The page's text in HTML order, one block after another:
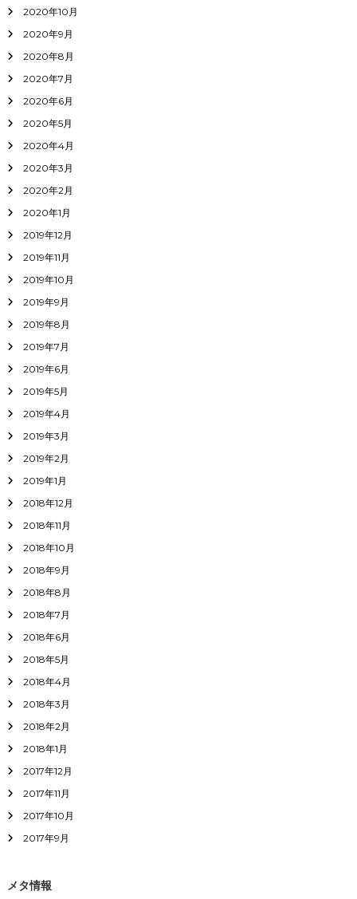
2020年10月
2020年9月
2020年8月
2020年7月
2020年6月
2020年5月
2020年4月
2020年3月
2020年2月
2020年1月
2019年12月
2019年11月
2019年10月
2019年9月
2019年8月
2019年7月
2019年6月
2019年5月
2019年4月
2019年3月
2019年2月
2019年1月
2018年12月
2018年11月
2018年10月
2018年9月
2018年8月
2018年7月
2018年6月
2018年5月
2018年4月
2018年3月
2018年2月
2018年1月
2017年12月
2017年11月
2017年10月
2017年9月
メタ情報